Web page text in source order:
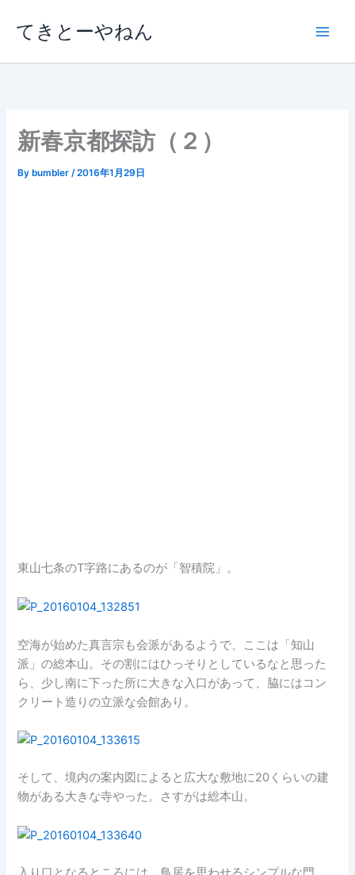
ス
てきとーやねん
新春京都探訪（２）
By bumbler/2016年1月29日
東山七条のT字路にあるのが「智積院」。
空海が始めた真言宗も会派があるようで、ここは「知山
派」の総本山。その割にはひっそりとしているなと思った
ら、少し南に下った所に大きな入口があって、脇にはコン
クリート造りの立派な会館あり。
そして、境内の案内図によると広大な敷地に20くらいの建
物がある大きな寺やった。さすがは総本山。